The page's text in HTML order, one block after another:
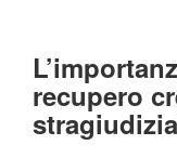
recupero